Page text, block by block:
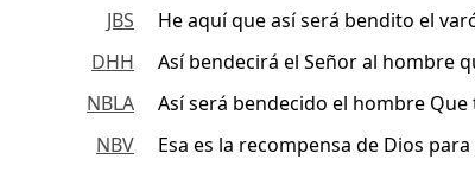
JBS
He aquí que así será bendito el
DHH
Así bendecirá el Señor al hombre
NBLA
Así será bendecido el hombre Que
NBV
Esa es la recompensa de Dios